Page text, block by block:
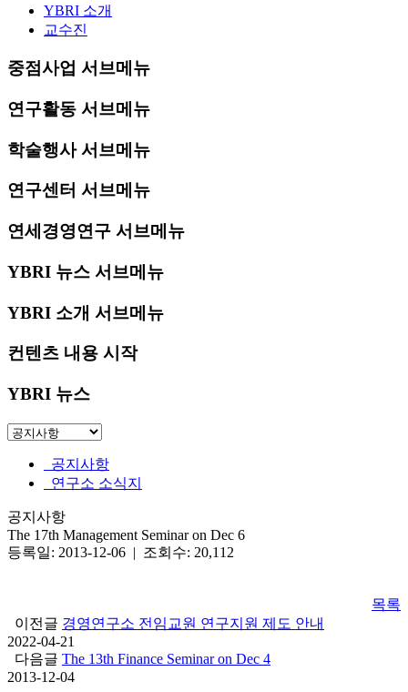
YBRI 소개
교수진
중점사업 서브메뉴
연구활동 서브메뉴
학술행사 서브메뉴
연구센터 서브메뉴
연세경영연구 서브메뉴
YBRI 뉴스 서브메뉴
YBRI 소개 서브메뉴
컨텐츠 내용 시작
YBRI 뉴스
공지사항
연구소 소식지
공지사항
The 17th Management Seminar on Dec 6
등록일: 2013-12-06 | 조회수: 20,112
목록
이전글 경영연구소 전임교원 연구지원 제도 안내
2022-04-21
다음글 The 13th Finance Seminar on Dec 4
2013-12-04